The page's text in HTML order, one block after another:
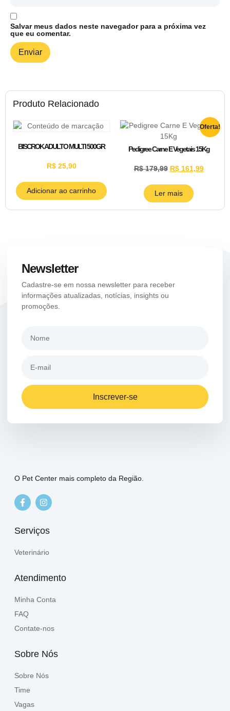
Produto Relacionado
BISCROK ADULTO MULTI 500GR
R$25,90
Adicionar ao carrinho
Oferta!
Pedigree Carne E Vegetais 15Kg
R$179,99 R$161,99
Ler mais
Salvar meus dados neste navegador para a próxima vez
que eu comentar.
Newsletter
Cadastre-se em nossa newsletter para receber
informações atualizadas, notícias, insights ou
promoções.
Inscrever-se
O Pet Center mais completo da Região.
Serviços
Veterinário
Atendimento
Minha Conta
FAQ
Contate-nos
Sobre Nós
Sobre Nós
Time
Vagas